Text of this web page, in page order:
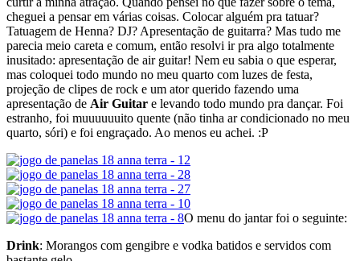
cheguei a pensar em várias coisas. Colocar alguém pra tatuar?
Tatuagem de Henna? DJ? Apresentação de guitarra? Mas tudo me
parecia meio careta e comum, então resolvi ir pra algo totalmente
inusitado: apresentação de air guitar! Nem eu sabia o que esperar,
mas coloquei todo mundo no meu quarto com luzes de festa,
projeção de clipes de rock e um ator querido fazendo uma
apresentação de Air Guitar e levando todo mundo pra dançar. Foi
estranho, foi muuuuuuito quente (não tinha ar condicionado no meu
quarto, sóri) e foi engraçado. Ao menos eu achei. :P
O menu do jantar foi o seguinte:
Drink: Morangos com gengibre e vodka batidos e servidos com